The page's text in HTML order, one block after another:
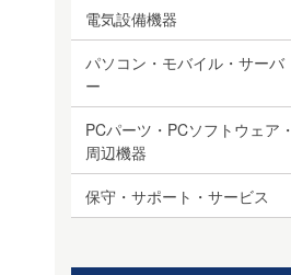
電気設備機器
パソコン・モバイル・サーバ
ー
PCパーツ・PCソフトウェア・
周辺機器
保守・サポート・サービス